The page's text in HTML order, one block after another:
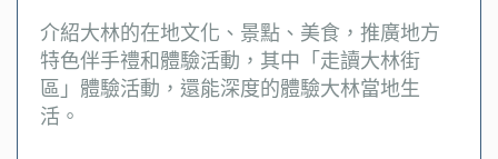
介紹大林的在地文化、景點、美食，推廣地方
特色伴手禮和體驗活動，其中「走讀大林街
區」體驗活動，還能深度的體驗大林當地生
活。